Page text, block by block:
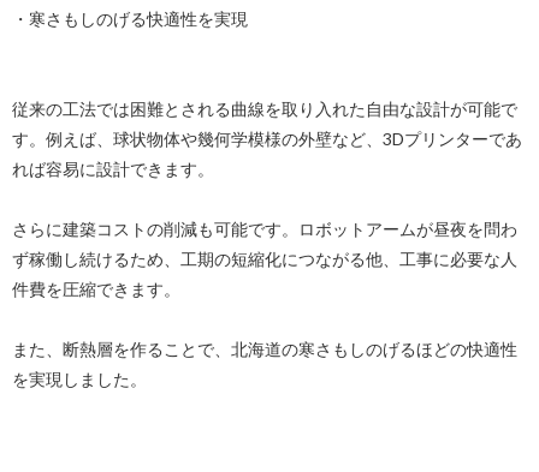
・寒さもしのげる快適性を実現
従来の工法では困難とされる曲線を取り入れた自由な設計が可能で
す。例えば、球状物体や幾何学模様の外壁など、3Dプリンターであ
れば容易に設計できます。
さらに建築コストの削減も可能です。ロボットアームが昼夜を問わ
ず稼働し続けるため、工期の短縮化につながる他、工事に必要な人
件費を圧縮できます。
また、断熱層を作ることで、北海道の寒さもしのげるほどの快適性
を実現しました。